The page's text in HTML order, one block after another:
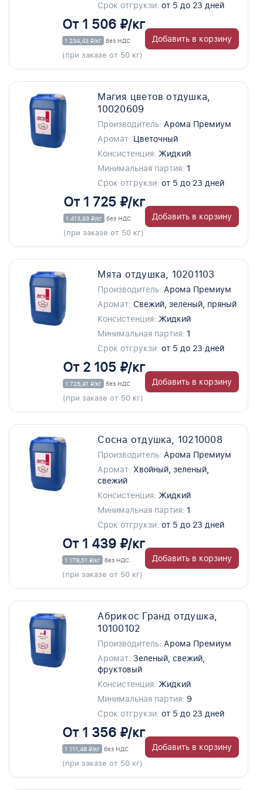
Срок отгрукзи: от 5 до 23 дней
От 1 506 ₽/кг
1 234,43 ₽/кг без НДС
(при заказе от 50 кг)
Добавить в корзину
Магия цветов отдушка,
10020609
Производитель: Арома Премиум
Аромат: Цветочный
Консистенция: Жидкий
Минимальная партия: 1
Срок отгрукзи: от 5 до 23 дней
От 1 725 ₽/кг
1 413,93 ₽/кг без НДС
(при заказе от 50 кг)
Добавить в корзину
Мята отдушка, 10201103
Производитель: Арома Премиум
Аромат: Свежий, зеленый, пряный
Консистенция: Жидкий
Минимальная партия: 1
Срок отгрукзи: от 5 до 23 дней
От 2 105 ₽/кг
1 725,41 ₽/кг без НДС
(при заказе от 50 кг)
Добавить в корзину
Сосна отдушка, 10210008
Производитель: Арома Премиум
Аромат: Хвойный, зеленый,
свежий
Консистенция: Жидкий
Минимальная партия: 1
Срок отгрукзи: от 5 до 23 дней
От 1 439 ₽/кг
1 179,51 ₽/кг без НДС
(при заказе от 50 кг)
Добавить в корзину
Абрикос Гранд отдушка,
10100102
Производитель: Арома Премиум
Аромат: Зеленый, свежий,
фруктовый
Консистенция: Жидкий
Минимальная партия: 9
Срок отгрукзи: от 5 до 23 дней
От 1 356 ₽/кг
1 111,48 ₽/кг без НДС
(при заказе от 50 кг)
Добавить в корзину